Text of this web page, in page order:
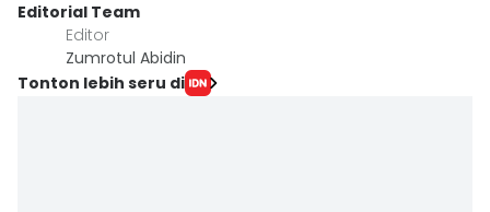
Editorial Team
Editor
Zumrotul Abidin
Tonton lebih seru di